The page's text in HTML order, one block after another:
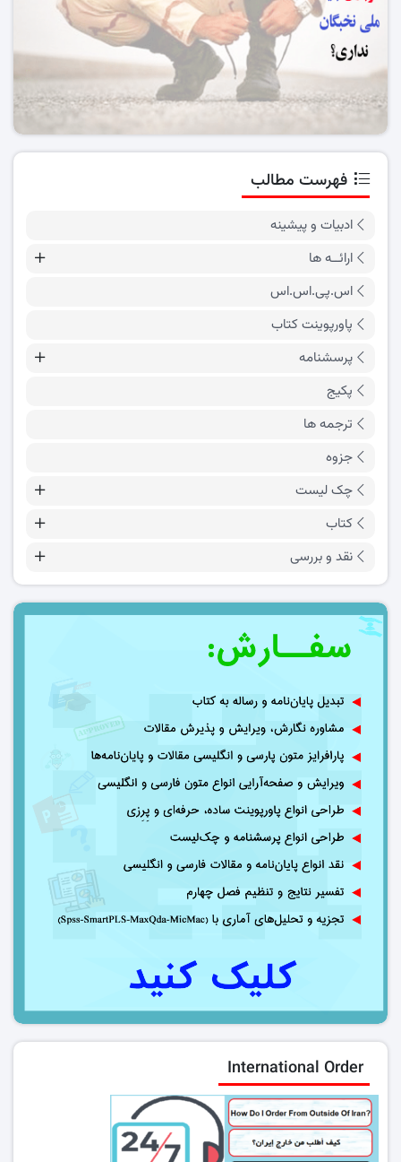
فهرست مطالب
ادبیات و پیشینه
ارائــه ها
اس.پی.اس.اس
پاورپوینت کتاب
پرسشنامه
پکیج
ترجمه ها
جزوه
چک لیست
کتاب
نقد و بررسی
International Order